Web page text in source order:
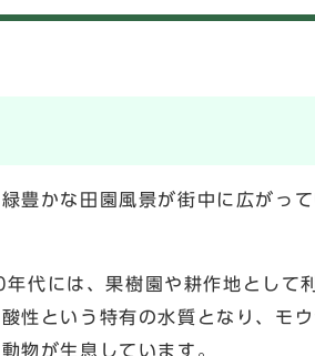
豊かな田園風景が街中に広がって
代には、果樹園や耕作地として
性という特有の水質となり、モ
物が生息しています。